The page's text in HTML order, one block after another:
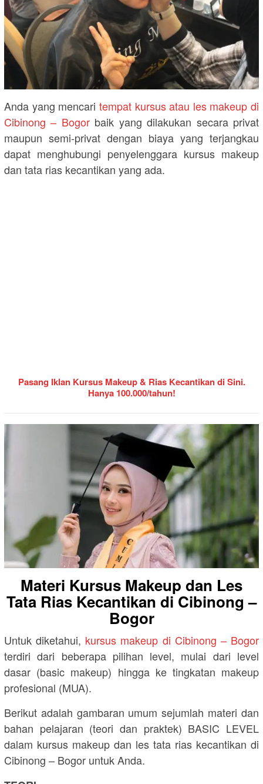
Anda yang mencari tempat kursus atau les makeup di
Cibinong – Bogorbaik yang dilakukan secara privat
maupun semi-privat dengan biaya yang terjangkau
dapat menghubungi penyelenggara kursus makeup
dan tata rias kecantikan yang ada.
Pasang Iklan Kursus Makeup & Rias Kecantikan di Sini.
Hanya 100.000/tahun!
Materi Kursus Makeup dan Les
Tata Rias Kecantikan di Cibinong –
Bogor
Untuk diketahui, kursus makeup di Cibinong – Bogor
terdiri dari beberapa pilihan level, mulai dari level
dasar (basic makeup) hingga ke tingkatan makeup
profesional (MUA).
Berikut adalah gambaran umum sejumlah materi dan
bahan pelajaran (teori dan praktek) BASIC LEVEL
dalam kursus makeup dan les tata rias kecantikan di
Cibinong – Bogor untuk Anda.